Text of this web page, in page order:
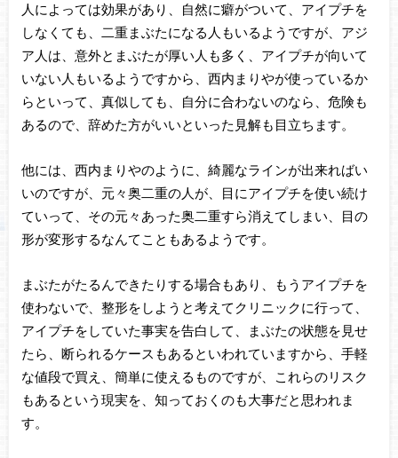
人によっては効果があり、自然に癖がついて、アイプチを
しなくても、二重まぶたになる人もいるようですが、アジ
ア人は、意外とまぶたが厚い人も多く、アイプチが向いて
いない人もいるようですから、西内まりやが使っているか
らといって、真似しても、自分に合わないのなら、危険も
あるので、辞めた方がいいといった見解も目立ちます。
他には、西内まりやのように、綺麗なラインが出来ればい
いのですが、元々奥二重の人が、目にアイプチを使い続け
ていって、その元々あった奥二重すら消えてしまい、目の
形が変形するなんてこともあるようです。
まぶたがたるんできたりする場合もあり、もうアイプチを
使わないで、整形をしようと考えてクリニックに行って、
アイプチをしていた事実を告白して、まぶたの状態を見せ
たら、断られるケースもあるといわれていますから、手軽
な値段で買え、簡単に使えるものですが、これらのリスク
もあるという現実を、知っておくのも大事だと思われま
す。